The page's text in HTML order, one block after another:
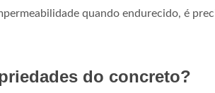
quando endurecido, é
do concreto?